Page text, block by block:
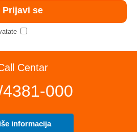
Centar
4381-000
informacija